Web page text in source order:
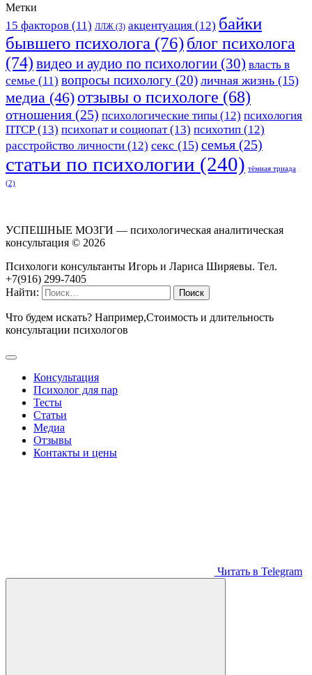
Метки
15 факторов (11) ЛЛЖ (3) акцентуация (12) байки
бывшего психолога (76)блог психолога
(74) видео и аудио по психологии (30) власть в
семье (11) вопросы психологу (20) личная жизнь (15)
медиа (46) отзывы о психологе (68)
отношения (25) психологические типы (12) психология
ПТСР (13) психопат и социопат(13) психотип (12)
расстройство личности (12) секс (15) семья (25)
статьи по психологии (240) тёмная триада
(2)
УСПЕШНЫЕ МОЗГИ — психологическая аналитическая
консультация © 2026
Психологи консультанты Игорь и Лариса Ширяевы. Тел.
+7(916) 299-7405
Найти:
Что будем искать? Например,Стоимость и длительность
консультации психологов
Консультация
Психолог для пар
Тесты
Статьи
Медиа
Отзывы
Контакты и цены
Читать в Telegram